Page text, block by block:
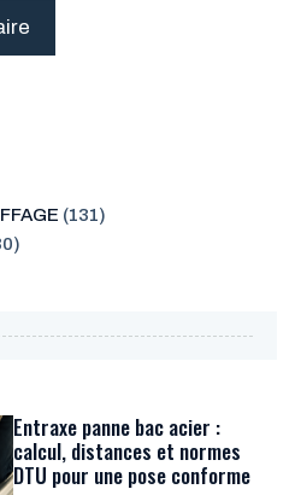
(131)
Entraxe panne bac acier :
calcul, distances et normes
DTU pour une pose conforme